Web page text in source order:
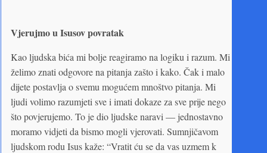
Vjerujmo u Isusov povratak
Kao ljudska bića mi bolje reagiramo na logiku i razum. Mi
želimo znati odgovore na pitanja zašto i kako. Čak i malo
dijete postavlja o svemu mogućem mnoštvo pitanja. Mi
ljudi volimo razumjeti sve i imati dokaze za sve prije nego
što povjerujemo. To je dio ljudske naravi — jednostavno
moramo vidjeti da bismo mogli vjerovati. Sumnjičavom
ljudskom rodu Isus kaže: “Vratit ću se da vas uzmem k